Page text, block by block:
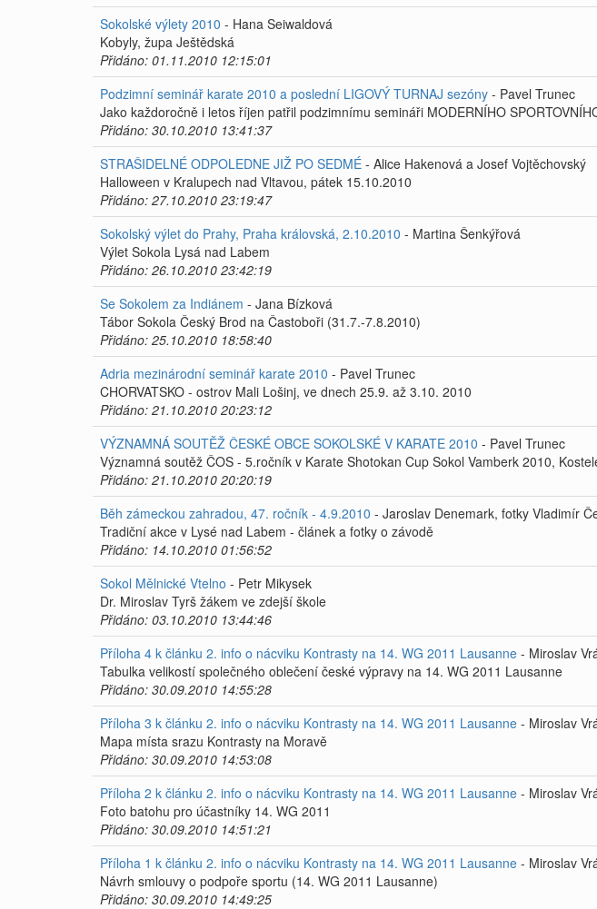
Sokolské výlety 2010 - Hana Seiwaldová
Kobyly, župa Ještědská
Přidáno: 01.11.2010 12:15:01
Podzimní seminář karate 2010 a poslední LIGOVÝ TURNAJ sezóny - Pavel Trunec
Jako každoročně i letos říjen patřil podzimnímu semináři MODERNÍHO
Přidáno: 30.10.2010 13:41:37
STRAŠIDELNÉ ODPOLEDNE JIŽ PO SEDMÉ - Alice Hakenová a Josef Vojtěchovský
Halloween v Kralupech nad Vltavou, pátek 15.10.2010
Přidáno: 27.10.2010 23:19:47
Sokolský výlet do Prahy, Praha královská, 2.10.2010 - Martina Šenkýřová
Výlet Sokola Lysá nad Labem
Přidáno: 26.10.2010 23:42:19
Se Sokolem za Indiánem - Jana Bízková
Tábor Sokola Český Brod na Častoboři (31.7.-7.8.2010)
Přidáno: 25.10.2010 18:58:40
Adria mezinárodní seminář karate 2010 - Pavel Trunec
CHORVATSKO - ostrov Mali Lošinj, ve dnech 25.9. až 3.10. 2010
Přidáno: 21.10.2010 20:23:12
VÝZNAMNÁ SOUTĚŽ ČESKÉ OBCE SOKOLSKÉ V KARATE 2010 - Pavel Trunec
Významná soutěž ČOS - 5.ročník v Karate Shotokan Cup Sokol Vamberk 2010,
Přidáno: 21.10.2010 20:20:19
Běh zámeckou zahradou, 47. ročník - 4.9.2010 - Jaroslav Denemark, fotky Vladimír
Tradiční akce v Lysé nad Labem - článek a fotky o závodě
Přidáno: 14.10.2010 01:56:52
Sokol Mělnické Vtelno - Petr Mikysek
Dr. Miroslav Tyrš žákem ve zdejší škole
Přidáno: 03.10.2010 13:44:46
Příloha 4 k článku 2. info o nácviku Kontrasty na 14. WG 2011 Lausanne - Miroslav
Tabulka velikostí společného oblečení české výpravy na 14. WG 2011 Lausanne
Přidáno: 30.09.2010 14:55:28
Příloha 3 k článku 2. info o nácviku Kontrasty na 14. WG 2011 Lausanne - Miroslav
Mapa místa srazu Kontrasty na Moravě
Přidáno: 30.09.2010 14:53:08
Příloha 2 k článku 2. info o nácviku Kontrasty na 14. WG 2011 Lausanne - Miroslav
Foto batohu pro účastníky 14. WG 2011
Přidáno: 30.09.2010 14:51:21
Příloha 1 k článku 2. info o nácviku Kontrasty na 14. WG 2011 Lausanne - Miroslav
Návrh smlouvy o podpoře sportu (14. WG 2011 Lausanne)
Přidáno: 30.09.2010 14:49:25